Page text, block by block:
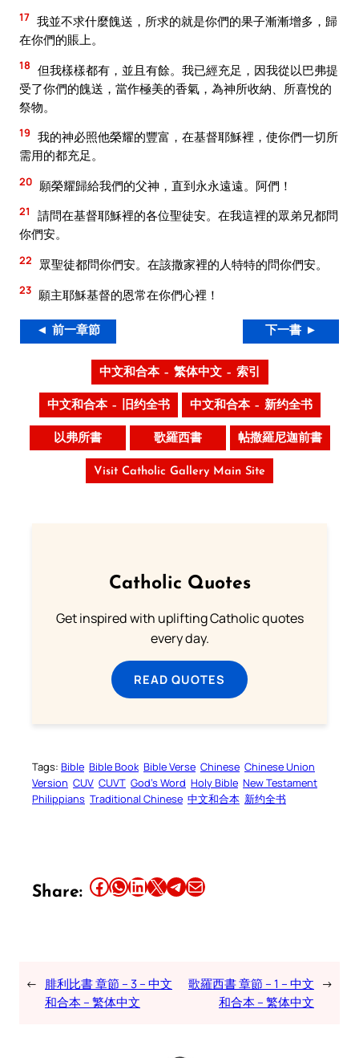
17 我並不求什麼餽送，所求的就是你們的果子漸漸增多，歸
在你們的賬上。
18 但我樣樣都有，並且有餘。我已經充足，因我從以巴弗提
受了你們的餽送，當作極美的香氣，為神所收納、所喜悅的
祭物。
19 我的神必照他榮耀的豐富，在基督耶穌裡，使你們一切所
需用的都充足。
20 願榮耀歸給我們的父神，直到永永遠遠。阿們！
21
請問在基督耶穌裡的各位聖徒安。在我這裡的眾弟兄都問
你們安。
22 眾聖徒都問你們安。在該撒家裡的人特特的問你們安。
23 願主耶穌基督的恩常在你們心裡！
◄ 前一章節 下一書 ►
中文和合本 – 繁体中文 – 索引
中文和合本 – 旧约全书 中文和合本 – 新约全书
以弗所書 歌羅西書 帖撒羅尼迦前書
Visit Catholic Gallery Main Site
Catholic Quotes
Get inspired with uplifting Catholic quotes
every day.
READ QUOTES
Tags: Bible Bible Book Bible Verse Chinese Chinese Union
Version CUV CUVT God’s Word Holy Bible New Testament
Philippians Traditional Chinese 中文和合本 新约全书
Share: Share this article on Facebook Share this article on WhatsApp Share this article on LinkedIn Share this article on X Share this article on TelegramEmail this Article
← 腓利比書 章節 – 3 – 中文
和合本 – 繁体中文
歌羅西書 章節 – 1 – 中文
和合本 – 繁体中文
→